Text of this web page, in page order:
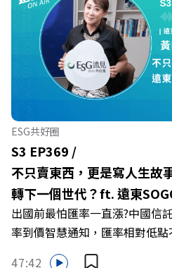
的應對姿態，以及在緊湊的職
🔺你的自我價值，難道只能由
你的同事，正在用哪種「不一
何在中高壓的「三明治主管」
遠見雜誌總編輯 林讓均 與談人
作者 李崇義、謝佳芸 +++++ 🫧
清生活的雜亂。 點開看質感養
https://gvmkt.pse.is/9al3px ✨
LINE：https://reurl.cc/A4ELQp
https://bit.ly/3AjBWNV YT：
Powered by Firstory Hosting
ESG共好圈
S3 EP369 /
不只賣東西，更是寫人生故
轉下一個世代？ft. 遠東
出國前最怕匯率一直漲?中國信
率到價智慧通知，匯率相對低
最高減3分等優惠 立即設定：
47:42